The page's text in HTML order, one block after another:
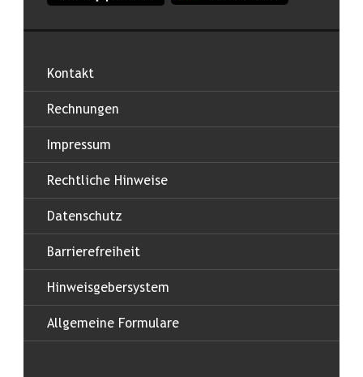
Kontakt
Rechnungen
Impressum
Rechtliche Hinweise
Datenschutz
Barrierefreiheit
Hinweisgebersystem
Allgemeine Formulare